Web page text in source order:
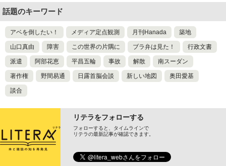
話題のキーワード
アベを倒したい！ メディア定点観測 月刊Hanada 築地
山口真由 障害 この世界の片隅に ブラ弁は見た！ 行政文書
派遣 阿部花恵 平昌五輪 事故 解散 南スーダン
著作権 野間易通 日露首脳会談 新しい地図 奥田愛基
談合
リテラをフォローする
フォローすると、タイムラインで
リテラの最新記事が確認できます。